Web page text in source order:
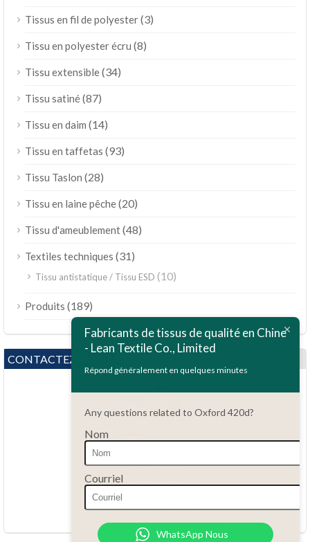
Tissus en fil de polyester(3)
Tissu en polyester écru (8)
Tissu extensible(34)
Tissu satiné(87)
Tissu en daim (14)
Tissu en taffetas (93)
Tissu Taslon (28)
Tissu en laine pêche(20)
Tissu d'ameublement(48)
Textiles techniques (31)
Tissu antistatique / Tissu ESD (10)
Produits (189)
CONTACTEZ-NOUS
Des questions ?
86.15051486055
haiming@leantex.com
24 heures sur 24, 7 jours sur 7
Fabricants de tissus de qualité en Chine
- Lean Textile Co., Limited
Répond généralement en quelques minutes
Any questions related to Oxford 420d?
Nom
Courriel
WhatsApp Nous
Português do Brasil
Русский
Bahasa Indonesia
Polski
Bahasa Melayu